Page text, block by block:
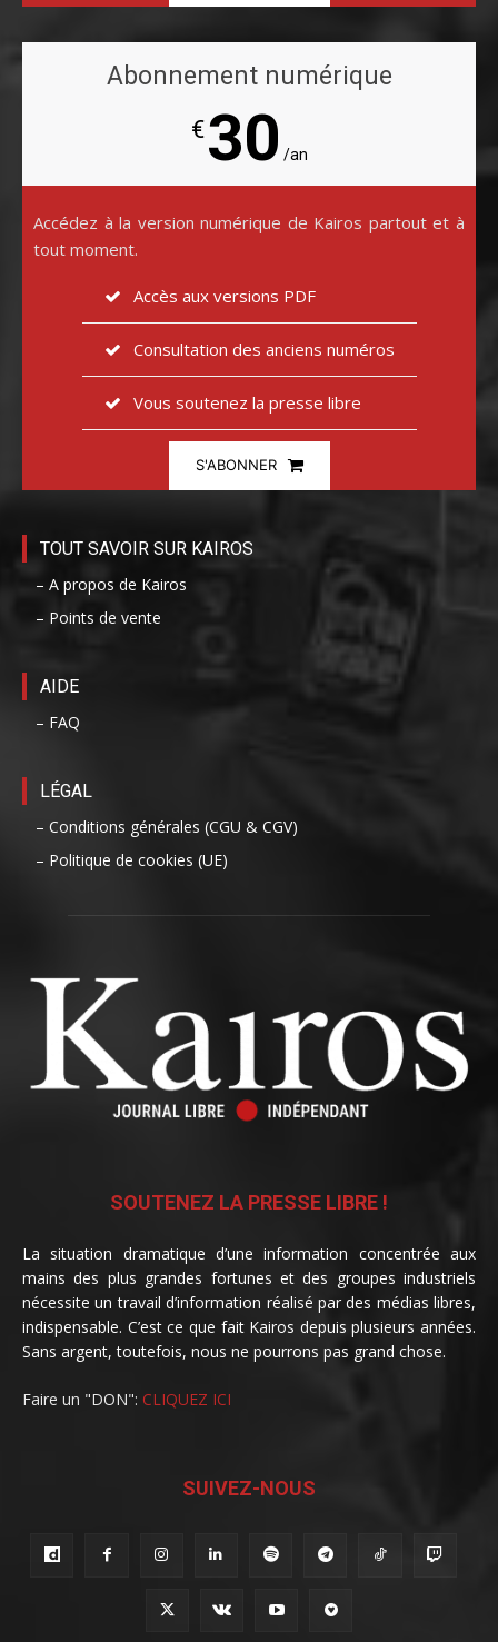
Abonnement numérique
€30 /an
Accédez à la version numérique de Kairos partout et à
tout moment.
Accès aux versions PDF
Consultation des anciens numéros
Vous soutenez la presse libre
S'ABONNER
TOUT SAVOIR SUR KAIROS
– A propos de Kairos
– Points de vente
AIDE
– FAQ
LÉGAL
– Conditions générales (CGU & CGV)
– Politique de cookies (UE)
SOUTENEZ LA PRESSE LIBRE !
La situation dramatique d’une information concentrée aux
mains des plus grandes fortunes et des groupes industriels
nécessite un travail d’information réalisé par des médias libres,
indispensable. C’est ce que fait Kairos depuis plusieurs années.
Sans argent, toutefois, nous ne pourrons pas grand chose.
Faire un "DON": CLIQUEZ ICI
SUIVEZ-NOUS